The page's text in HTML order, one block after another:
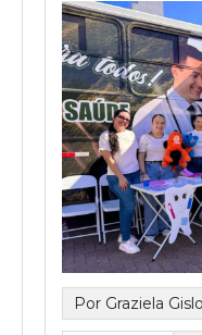
Por Graziela